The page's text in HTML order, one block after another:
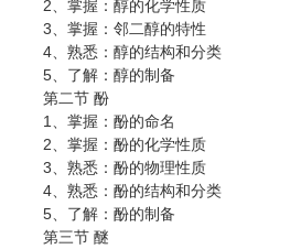
2、掌握：醇的化学性质
3、掌握：邻二醇的特性
4、熟悉：醇的结构和分类
5、了解：醇的制备
第二节 酚
1、掌握：酚的命名
2、掌握：酚的化学性质
3、熟悉：酚的物理性质
4、熟悉：酚的结构和分类
5、了解：酚的制备
第三节 醚